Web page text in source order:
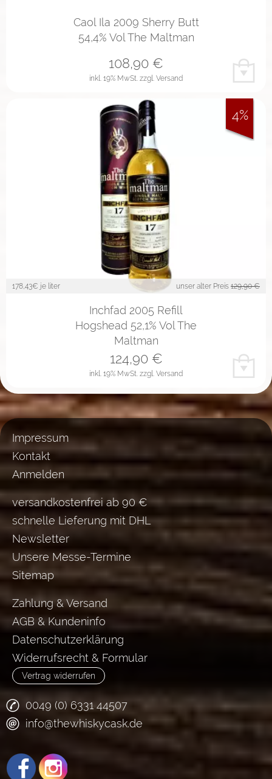
Caol Ila 2009 Sherry Butt
54,4% Vol The Maltman
inkl. 19% MwSt. zzgl. Versand
108,90 €
178,43€ je liter unser alter Preis 129,90 €
Inchfad 2005 Refill
Hogshead 52,1% Vol The
Maltman
inkl. 19% MwSt. zzgl. Versand
124,90€
4%
Impressum
Kontakt
Anmelden
versandkostenfrei ab 90 €
schnelle Lieferung mit DHL
Newsletter
Unsere Messe-Termine
Sitemap
Zahlung & Versand
AGB & Kundeninfo
Datenschutzerklärung
Widerrufsrecht & Formular
Vertrag widerrufen
0049 (0) 6331 44507
info@thewhiskycask.de